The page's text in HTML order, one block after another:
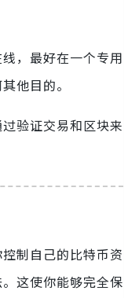
，最好在一个专用
他目的。
验证交易和区块来
制自己的比特币资
这使你能够完全保